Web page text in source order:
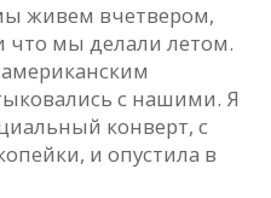
живем вчетвером,
что мы делали летом.
с нашими. Я
конверт, с
и опустила в